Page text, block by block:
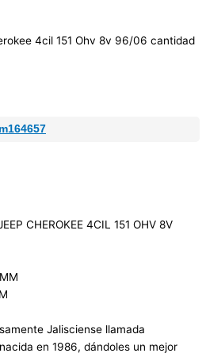
4cil 151 Ohv 8v 96/06 cantidad
CHEROKEE 4CIL 151 OHV 8V
Jalisciense llamada
en 1986, dándoles un mejor